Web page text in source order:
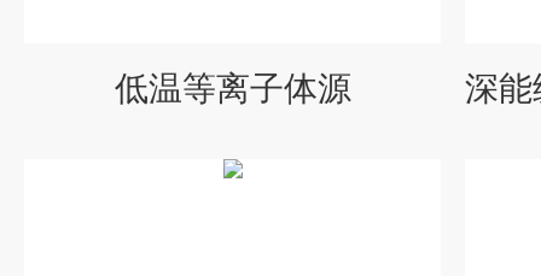
低温等离子体源